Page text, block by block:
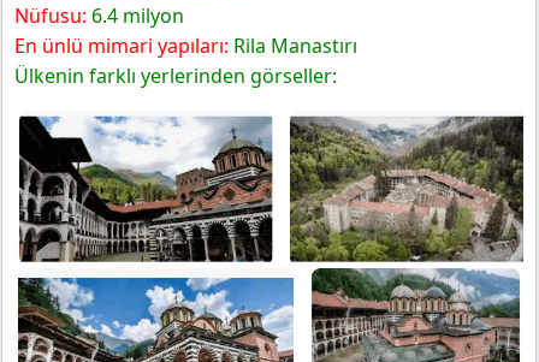
Nüfusu: 6.4 milyon
En ünlü mimari yapıları: Rila Manastırı
Ülkenin farklı yerlerinden görseller: